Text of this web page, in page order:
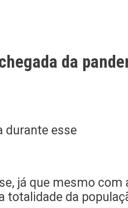
da
já que mesmo com
totalidade da